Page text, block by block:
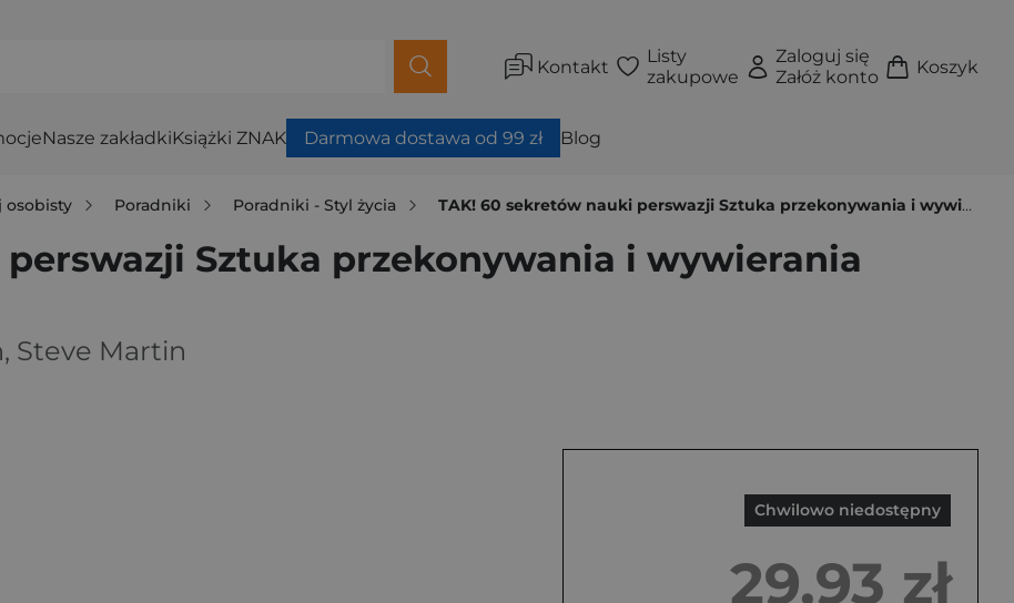
Kontakt
Listy
zakupowe
Zaloguj się
Załóż konto
Koszyk
Nasze zakładkiKsiążki ZNAK Darmowa dostawa od 99 zł Blog
osobisty Poradniki Poradniki - Styl życia TAK! 60 sekretów nauki perswazji Sztuka przekonywania i wywierania wpływu
Sztuka przekonywania i wywierania
, Steve Martin
Chwilowo niedostępny
29,93 zł